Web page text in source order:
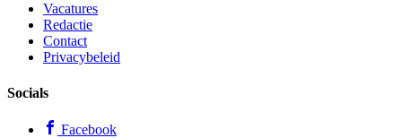
Vacatures
Redactie
Contact
Privacybeleid
Socials
Facebook